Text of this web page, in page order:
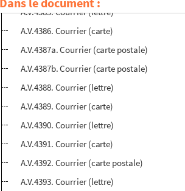
A.V.4385. Courrier (lettre)
A.V.4386. Courrier (carte)
A.V.4387a. Courrier (carte postale)
A.V.4387b. Courrier (carte postale)
A.V.4388. Courrier (lettre)
A.V.4389. Courrier (carte)
A.V.4390. Courrier (lettre)
A.V.4391. Courrier (carte)
A.V.4392. Courrier (carte postale)
A.V.4393. Courrier (lettre)